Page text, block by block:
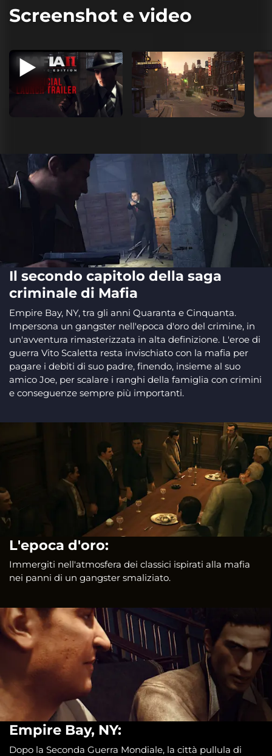
Screenshot e video
Il secondo capitolo della saga
criminale di Mafia
Empire Bay, NY, tra gli anni Quaranta e Cinquanta.
Impersona un gangster nell'epoca d'oro del crimine, in
un'avventura rimasterizzata in alta definizione. L'eroe di
guerra Vito Scaletta resta invischiato con la mafia per
pagare i debiti di suo padre, finendo, insieme al suo
amico Joe, per scalare i ranghi della famiglia con crimini
e conseguenze sempre più importanti.
L'epoca d'oro:
Immergiti nell'atmosfera dei classici ispirati alla mafia
nei panni di un gangster smaliziato.
Empire Bay, NY:
Dopo la Seconda Guerra Mondiale, la città pullula di